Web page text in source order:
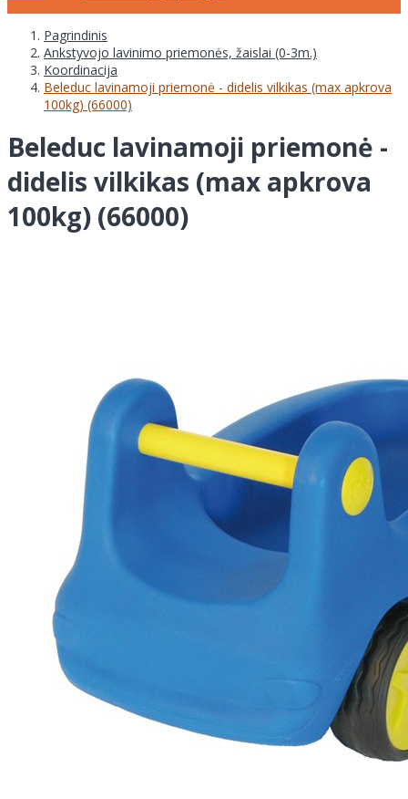
Pagrindinis
Ankstyvojo lavinimo priemonės, žaislai (0-3m.)
Koordinacija
Beleduc lavinamoji priemonė - didelis vilkikas (max apkrova
100kg) (66000)
Beleduc lavinamoji priemonė -
didelis vilkikas (max apkrova
100kg) (66000)